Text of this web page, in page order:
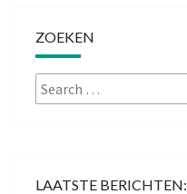
ZOEKEN
Search
for:
LAATSTE BERICHTEN: